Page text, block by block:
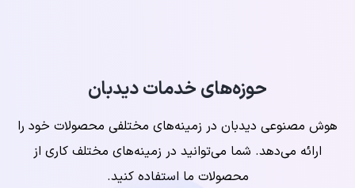
حوزه‌های خدمات دیدبان
هوش مصنوعی دیدبان در زمینه‌های مختلفی محصولات خود را
ارائه می‌دهد. شما می‌توانید در زمینه‌های مختلف کاری از
محصولات ما استفاده کنید.